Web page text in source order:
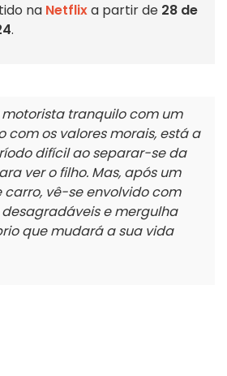
na Netflixa partir de 28 de
.
motorista tranquilo com um
com os valores morais, está a
difícil ao separar-se da
ver o filho. Mas, após um
carro, vê-se envolvido com
e mergulha
que mudará a sua vida